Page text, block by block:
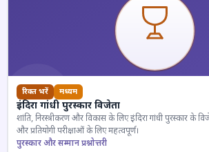
रिक्त भरें मध्यम
इंदिरा गांधी पुरस्कार विजेता
शांति, निरस्त्रीकरण और विकास के लिए इंदिरा गांधी पुरस्कार के
और प्रतियोगी परीक्षाओं के लिए महत्वपूर्ण।
पुरस्कार और सम्मान प्रश्नोत्तरी